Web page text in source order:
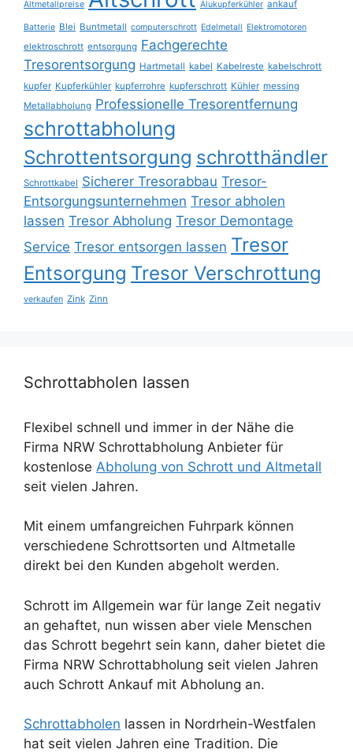
Altmetallpreise Alukupferkühler ankauf
Batterie Blei Buntmetall computerschrott Edelmetall Elektromotoren
elektroschrott entsorgung Fachgerechte
Tresorentsorgung Hartmetall kabel Kabelreste kabelschrott
kupfer Kupferkühler kupferrohre kupferschrott Kühler messing
Metallabholung Professionelle Tresorentfernung
schrottabholung
Schrottentsorgung schrotthändler
Schrottkabel Sicherer Tresorabbau Tresor-
Entsorgungsunternehmen Tresor abholen
lassen Tresor Abholung Tresor Demontage
Service Tresor entsorgen lassen Tresor
Entsorgung Tresor Verschrottung
verkaufen Zink Zinn
Schrottabholen lassen
Flexibel schnell und immer in der Nähe die
Firma NRW Schrottabholung Anbieter für
kostenlose Abholung von Schrott und Altmetall
seit vielen Jahren.
Mit einem umfangreichen Fuhrpark können
verschiedene Schrottsorten und Altmetalle
direkt bei den Kunden abgeholt werden.
Schrott im Allgemein war für lange Zeit negativ
an gehaftet, nun wissen aber viele Menschen
das Schrott begehrt sein kann, daher bietet die
Firma NRW Schrottabholung seit vielen Jahren
auch Schrott Ankauf mit Abholung an.
Schrottabholen lassen in Nordrhein-Westfalen
hat seit vielen Jahren eine Tradition. Die